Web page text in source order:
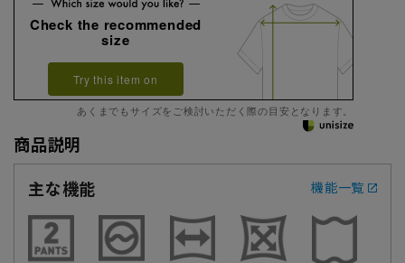
Check the recommended
size
Try this item on
あくまでもサイズをご検討いただく際の目安となります。
商品説明
主な機能
機能一覧